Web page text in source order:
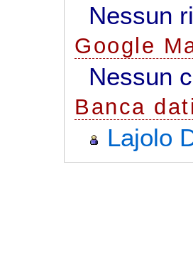
Nessun
Goog e
Nessun
Banca
Lajolo